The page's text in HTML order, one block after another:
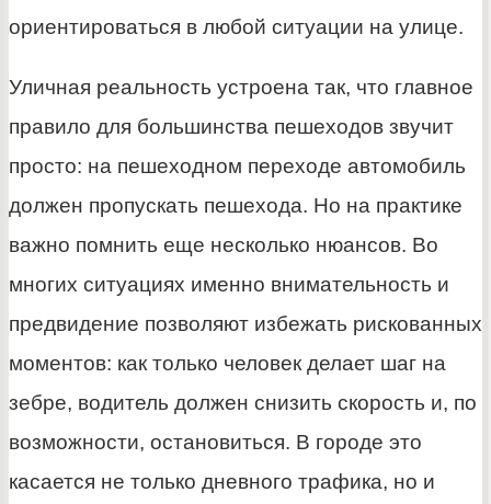
ориентироваться в любой ситуации на улице.
Уличная реальность устроена так, что главное
правило для большинства пешеходов звучит
просто: на пешеходном переходе автомобиль
должен пропускать пешехода. Но на практике
важно помнить еще несколько нюансов. Во
многих ситуациях именно внимательность и
предвидение позволяют избежать рискованных
моментов: как только человек делает шаг на
зебре, водитель должен снизить скорость и, по
возможности, остановиться. В городе это
касается не только дневного трафика, но и